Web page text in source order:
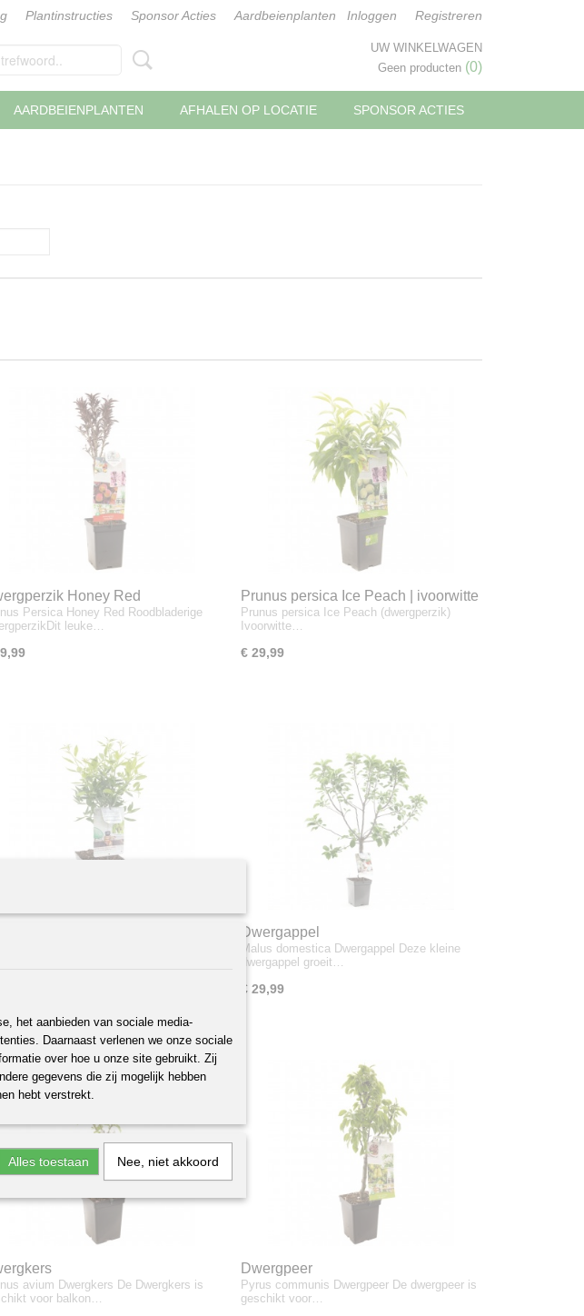
Plantinstructies Sponsor Acties Aardbeienplanten Inloggen Registreren
UW WINKELWAGEN
Geen producten (0)
SPONSOR ACTIES
AFHALEN OP LOCATIE
AARDBEIENPLANTEN
Honey Red
Persica Honey Red Roodbladerige
leuke…
Prunus persica Ice Peach | ivoorwitte
dwergperzik | patio
Prunus persica Ice Peach (dwergperzik)
Ivoorwitte…
€ 29,99
Dwergappel
Malus domestica Dwergappel Deze kleine
dwergappel groeit…
€ 29,99
avium Dwergkers De Dwergkers is
voor balkon…
Dwergpeer
Pyrus communis Dwergpeer De dwergpeer is
geschikt voor…
het aanbieden van sociale media-
Daarnaast verlenen we onze sociale
over hoe u onze site gebruikt. Zij
gegevens die zij mogelijk hebben
hebt verstrekt.
Alles toestaan Nee, niet akkoord